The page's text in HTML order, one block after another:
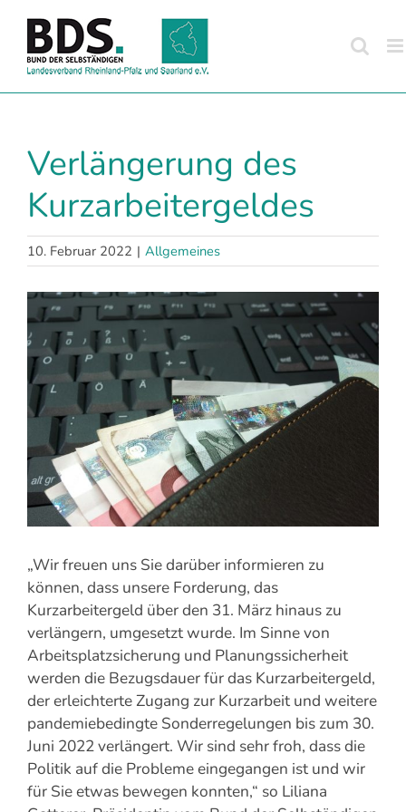
Inhalt
springen
Verlängerung des
Kurzarbeitergeldes
10. Februar 2022 | Allgemeines
Zeige
grösseres
Bild
„Wir freuen uns Sie darüber informieren zu
können, dass unsere Forderung, das
Kurzarbeitergeld über den 31. März hinaus zu
verlängern, umgesetzt wurde. Im Sinne von
Arbeitsplatzsicherung und Planungssicherheit
werden die Bezugsdauer für das Kurzarbeitergeld,
der erleichterte Zugang zur Kurzarbeit und weitere
pandemiebedingte Sonderregelungen bis zum 30.
Juni 2022 verlängert. Wir sind sehr froh, dass die
Politik auf die Probleme eingegangen ist und wir
für Sie etwas bewegen konnten,“ so Liliana